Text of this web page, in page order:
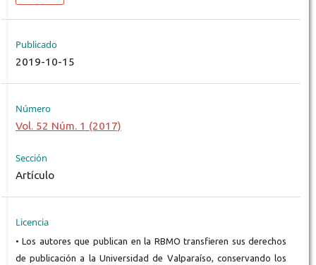
Publicado
2019-10-15
Número
Vol. 52 Núm. 1 (2017)
Sección
Artículo
Licencia
• Los autores que publican en la RBMO transfieren sus derechos
de publicación a la Universidad de Valparaíso, conservando los